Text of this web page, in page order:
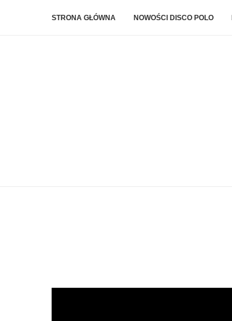
STRONA GŁÓWNA NOWOŚCI DISCO POLO